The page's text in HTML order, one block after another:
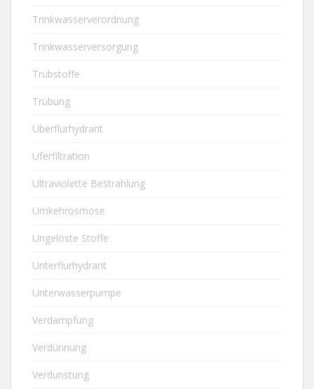
Trinkwasserverordnung
Trinkwasserversorgung
Trübstoffe
Trübung
Überflurhydrant
Uferfiltration
Ultraviolette Bestrahlung
Umkehrosmose
Ungelöste Stoffe
Unterflurhydrant
Unterwasserpumpe
Verdampfung
Verdünnung
Verdunstung